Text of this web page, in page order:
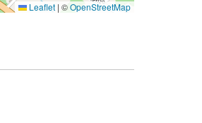
Leaflet | ©OpenStreetMap